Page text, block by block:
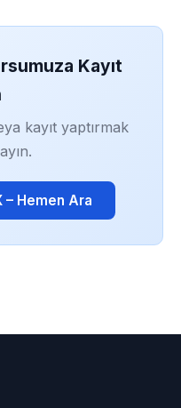
Kayıt
kayıt yaptırmak
– Hemen Ara